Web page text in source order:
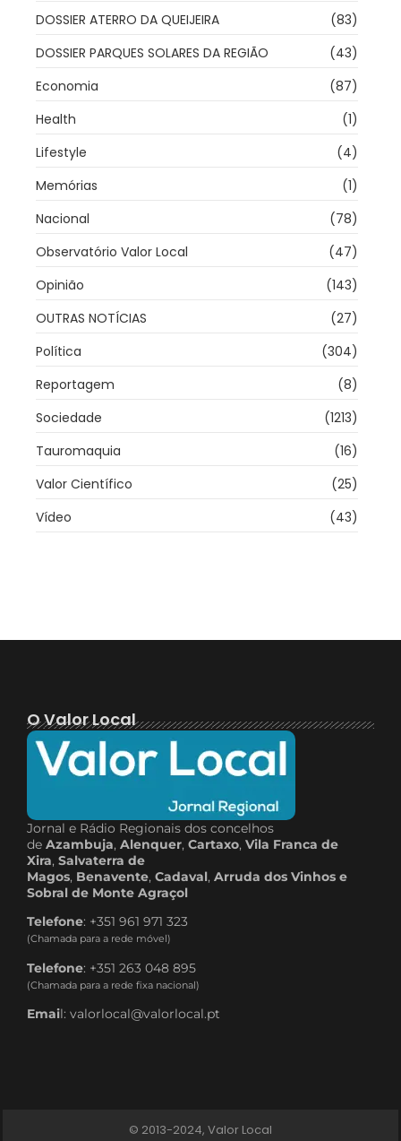
DOSSIER ATERRO DA QUEIJEIRA
(83)
DOSSIER PARQUES SOLARES DA REGIÃO
(43)
Economia
(87)
Health
(1)
Lifestyle
(4)
Memórias
(1)
Nacional
(78)
Observatório Valor Local
(47)
Opinião
(143)
OUTRAS NOTÍCIAS
(27)
Política
(304)
Reportagem
(8)
Sociedade
(1213)
Tauromaquia
(16)
Valor Científico
(25)
Vídeo
(43)
O Valor Local
Jornal e Rádio Regionais dos concelhos
de Azambuja, Alenquer, Cartaxo, Vila Franca de
Xira, Salvaterra de
Magos, Benavente, Cadaval, Arruda dos Vinhos e
Sobral de Monte Agraçol
Telefone: +351 961 971 323
(Chamada para a rede móvel)
Telefone: +351 263 048 895
(Chamada para a rede fixa nacional)
Email: valorlocal@valorlocal.pt
© 2013-2024, Valor Local